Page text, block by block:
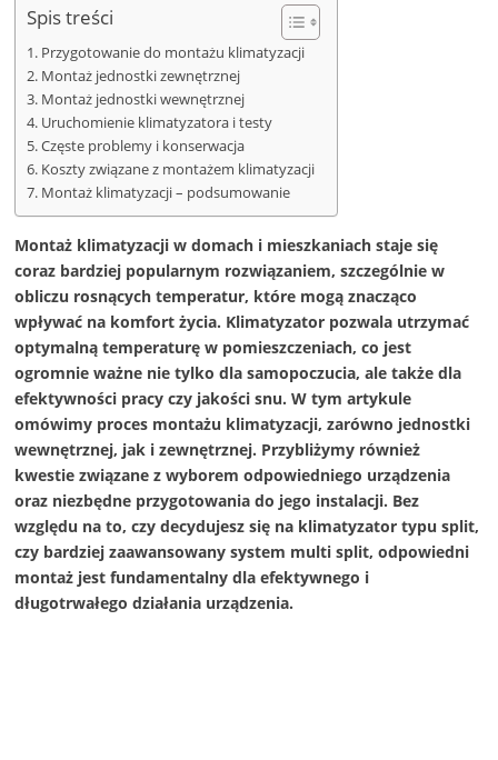
Spis treści
Przygotowanie do montażu klimatyzacji
Montaż jednostki zewnętrznej
Montaż jednostki wewnętrznej
Uruchomienie klimatyzatora i testy
Częste problemy i konserwacja
Koszty związane z montażem klimatyzacji
Montaż klimatyzacji – podsumowanie
Montaż klimatyzacji w domach i mieszkaniach staje się
coraz bardziej popularnym rozwiązaniem, szczególnie w
obliczu rosnących temperatur, które mogą znacząco
wpływać na komfort życia. Klimatyzator pozwala utrzymać
optymalną temperaturę w pomieszczeniach, co jest
ogromnie ważne nie tylko dla samopoczucia, ale także dla
efektywności pracy czy jakości snu. W tym artykule
omówimy proces montażu klimatyzacji, zarówno jednostki
wewnętrznej, jak i zewnętrznej. Przybliżymy również
kwestie związane z wyborem odpowiedniego urządzenia
oraz niezbędne przygotowania do jego instalacji. Bez
względu na to, czy decydujesz się na klimatyzator typu split,
czy bardziej zaawansowany system multi split, odpowiedni
montaż jest fundamentalny dla efektywnego i
długotrwałego działania urządzenia.